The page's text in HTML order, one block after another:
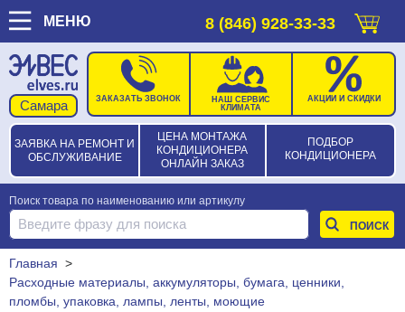
МЕНЮ 8 (846) 928-33-33
ЗАЯВКА НА РЕМОНТ И
ОБСЛУЖИВАНИЕ
ЦЕНА МОНТАЖА
КОНДИЦИОНЕРА
ОНЛАЙН ЗАКАЗ
ПОДБОР
КОНДИЦИОНЕРА
ЗАКАЗАТЬ ЗВОНОК
НАШ СЕРВИС
КЛИМАТА
АКЦИИ И СКИДКИ
Поиск товара по наименованию или артикулу
Главная >
Расходные материалы, аккумуляторы, бумага, ценники,
пломбы, упаковка, лампы, ленты, моющие